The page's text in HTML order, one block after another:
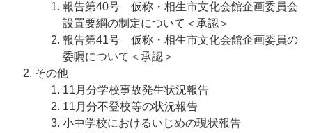
報告第40号 仮称・相生市文化会館企画委員会
設置要綱の制定について＜承認＞
報告第41号 仮称・相生市文化会館企画委員の
委嘱について＜承認＞
その他
11月分学校事故発生状況報告
11月分不登校等の状況報告
小中学校におけるいじめの現状報告